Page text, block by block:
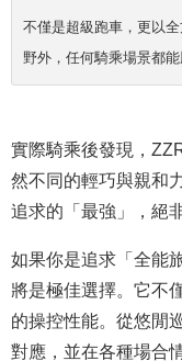
不僅是超級跑車，更以
野外，任何騎乘場景都
實際騎乘後發現，
然不同的輕巧與親和
追求的「最強」，絕
如果你是追求「全能
將是極佳選擇。它不
的操控性能。從悠閒
對應，並在各種場合